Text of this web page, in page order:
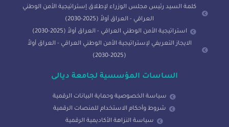
كلمة السيد رئيس مجلس الوزراء لإطلاق إستراتيجية الأمن الوطني
العراقي - العراق أولاً (2025-2030)
استراتيجية الأمن الوطني العراقي - العراق أولاً (2025-2030)
الايجاز التعريفي لإستراتيجية الأمن الوطني العراقي - العراق أولاً
(2025-2030)
الساسات المؤسسية لجامعة ديالى
سياسة الخصوصية وحماية البيانات الرقمية
شروط وأحكام الاستخدام للمنصات الرقمية
سياسة النزاهة الأكاديمية الرقمية